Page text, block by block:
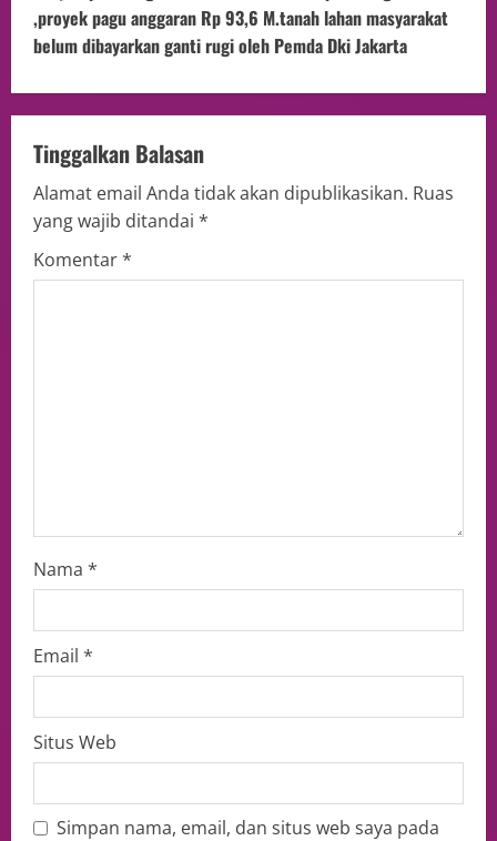
,proyek pagu anggaran Rp 93,6 M.tanah lahan masyarakat
belum dibayarkan ganti rugi oleh Pemda Dki Jakarta
Tinggalkan Balasan
Alamat email Anda tidak akan dipublikasikan. Ruas
yang wajib ditandai *
Komentar*
Nama *
Email *
Situs Web
Simpan nama, email, dan situs web saya pada